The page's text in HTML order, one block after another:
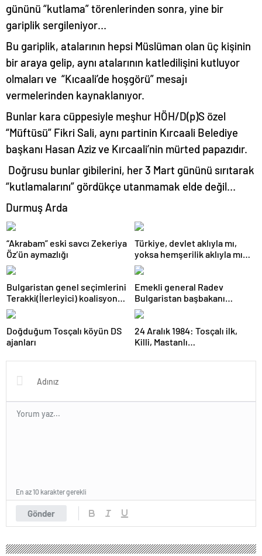
gününü “kutlama” törenlerinden sonra, yine bir
gariplik sergileniyor…
Bu gariplik, atalarının hepsi Müslüman olan üç kişinin
bir araya gelip, aynı atalarının katledilişini kutluyor
olmaları ve “Kıcaali’de hoşgörü” mesajı
vermelerinden kaynaklanıyor.
Bunlar kara cüppesiyle meşhur HÖH/D(p)S özel
“Müftüsü” Fikri Sali, aynı partinin Kırcaali Belediye
başkanı Hasan Aziz ve Kırcaali’nin mürted papazıdır.
Doğrusu bunlar gibilerini, her 3 Mart gününü sırıtarak
“kutlamalarını” gördükçe utanmamak elde değil…
Durmuş Arda
“Akrabam” eski savcı Zekeriya
Öz’ün aymazlığı
Türkiye, devlet aklıyla mı,
yoksa hemşerilik aklıyla mı
yönetiliyor?
Bulgaristan genel seçimlerini
Terakki(İlerleyici) koalisyonu
kazandı
Emekli general Radev
Bulgaristan başbakanı
olabilecek mi?
Doğduğum Tosçalı köyün DS
ajanları
24 Aralık 1984: Tosçalı ilk,
Killi, Mastanlı…
Gönder
En az 10 karakter gerekli